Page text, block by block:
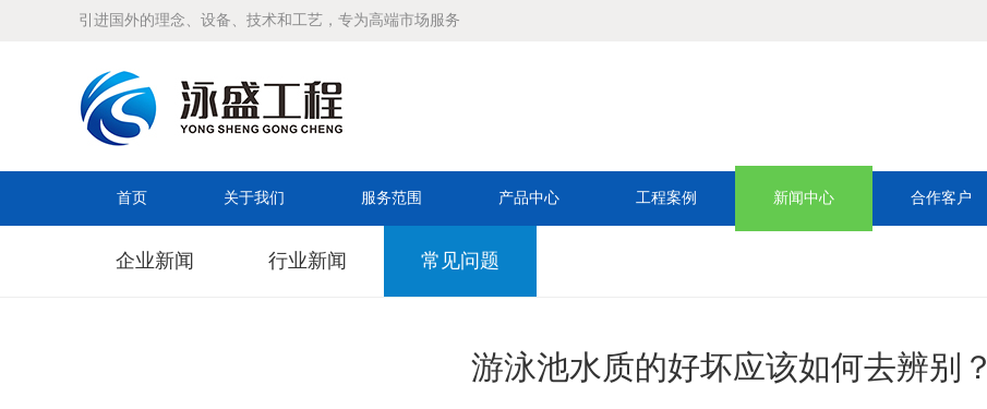
引进国外的理念、设备、技术和工艺，专为高端市场服务
首页 关于我们 服务范围 产品中心 工程案例 新闻中心 合作客户
企业新闻 行业新闻 常见问题
游泳池水质的好坏应该如何去辨别？